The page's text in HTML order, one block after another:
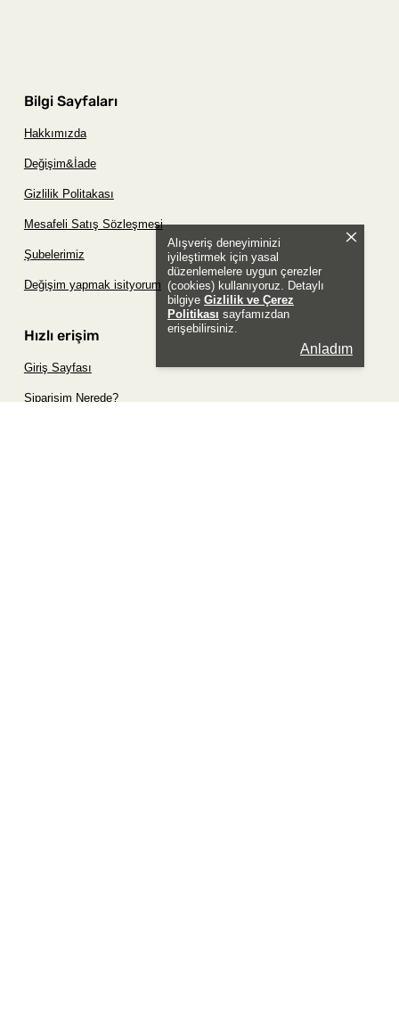
Alışveriş deneyiminizi
iyileştirmek için yasal
düzenlemelere uygun çerezler
(cookies) kullanıyoruz. Detaylı
bilgiye Gizlilik ve Çerez
Politikası sayfamızdan
erişebilirsiniz.
Anladım
Bilgi Sayfaları
Hakkımızda
Değişim&İade
Gizlilik Politakası
Mesafeli Satış Sözleşmesi
Şubelerimiz
Değişim yapmak isityorum
Hızlı erişim
Giriş Sayfası
Siparişim Nerede?